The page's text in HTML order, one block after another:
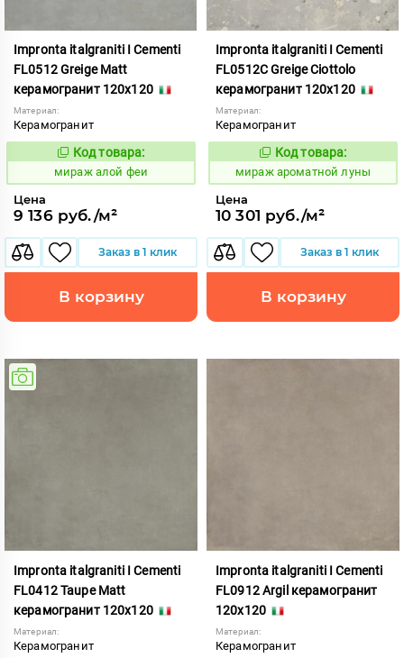
Impronta italgraniti I Cementi
FL0512 Greige Matt
керамогранит 120x120
Материал:
Керамогранит
984613
Код товара:
мираж алой феи
Цена
9 136 руб./м²
Заказ в 1 клик
В корзину
Impronta italgraniti I Cementi
FL0512C Greige Ciottolo
керамогранит 120x120
Материал:
Керамогранит
984670
Код товара:
мираж ароматной луны
Цена
10 301 руб./м²
Заказ в 1 клик
В корзину
Impronta italgraniti I Cementi
FL0412 Taupe Matt
керамогранит 120x120
Материал:
Керамогранит
Impronta italgraniti I Cementi
FL0912 Argil керамогранит
120x120
Материал:
Керамогранит